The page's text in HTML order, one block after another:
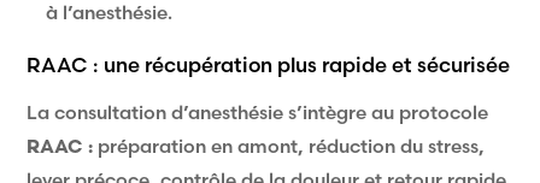
à l’anesthésie.
RAAC : une récupération plus rapide et sécurisée
La consultation d’anesthésie s’intègre au protocole
RAAC : préparation en amont, réduction du stress,